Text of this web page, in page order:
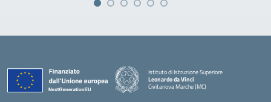
Istituto di Istruzione Superiore
Leonardo da Vinci
Civitanova Marche (MC)